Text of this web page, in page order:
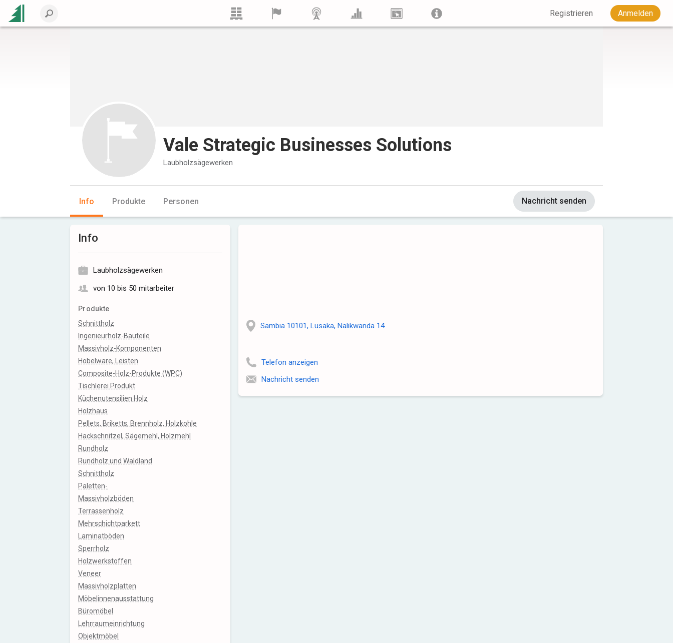
Registrieren Anmelden
Vale Strategic Businesses Solutions
Laubholzsägewerken
Info Produkte Personen Nachricht senden
Info
Laubholzsägewerken
von 10 bis 50 mitarbeiter
Produkte
Schnittholz
Ingenieurholz-Bauteile
Massivholz-Komponenten
Hobelware, Leisten
Composite-Holz-Produkte (WPC)
Tischlerei Produkt
Küchenutensilien Holz
Holzhaus
Pellets, Briketts, Brennholz, Holzkohle
Hackschnitzel, Sägemehl, Holzmehl
Rundholz
Rundholz und Waldland
Schnittholz
Paletten-
Massivholzböden
Terrassenholz
Mehrschichtparkett
Laminatböden
Sperrholz
Holzwerkstoffen
Veneer
Massivholzplatten
Möbelinnenausstattung
Büromöbel
Lehrraumeinrichtung
Objektmöbel
Sambia 10101, Lusaka, Nalikwanda 14
Telefon anzeigen
Nachricht senden